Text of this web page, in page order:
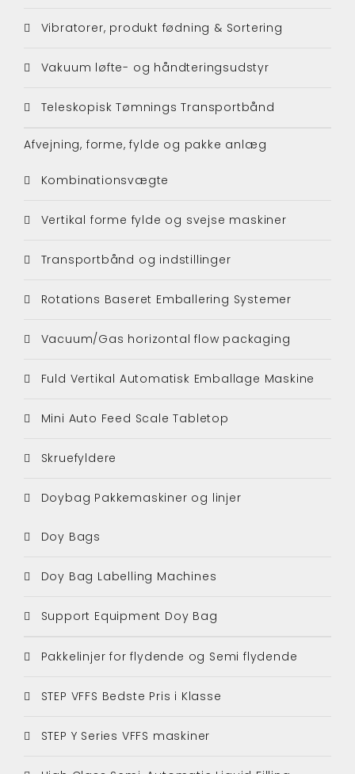
Vibratorer, produkt fødning & Sortering
Vakuum løfte- og håndteringsudstyr
Teleskopisk Tømnings Transportbånd
Afvejning, forme, fylde og pakke anlæg
Kombinationsvægte
Vertikal forme fylde og svejse maskiner
Transportbånd og indstillinger
Rotations Baseret Emballering Systemer
Vacuum/Gas horizontal flow packaging
Fuld Vertikal Automatisk Emballage Maskine
Mini Auto Feed Scale Tabletop
Skruefyldere
Doybag Pakkemaskiner og linjer
Doy Bags
Doy Bag Labelling Machines
Support Equipment Doy Bag
Pakkelinjer for flydende og Semi flydende
STEP VFFS Bedste Pris i Klasse
STEP Y Series VFFS maskiner